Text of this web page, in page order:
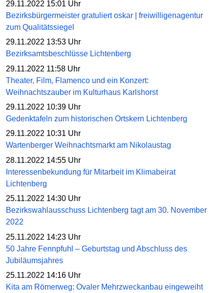
29.11.2022 15:01 Uhr
Bezirksbürgermeister gratuliert oskar | freiwilligenagentur
zum Qualitätssiegel
29.11.2022 13:53 Uhr
Bezirksamtsbeschlüsse Lichtenberg
29.11.2022 11:58 Uhr
Theater, Film, Flamenco und ein Konzert:
Weihnachtszauber im Kulturhaus Karlshorst
29.11.2022 10:39 Uhr
Gedenktafeln zum historischen Ortskern Lichtenberg
29.11.2022 10:31 Uhr
Wartenberger Weihnachtsmarkt am Nikolaustag
28.11.2022 14:55 Uhr
Interessenbekundung für Mitarbeit im Klimabeirat
Lichtenberg
25.11.2022 14:30 Uhr
Bezirkswahlausschuss Lichtenberg tagt am 30. November
2022
25.11.2022 14:23 Uhr
50 Jahre Fennpfuhl – Geburtstag und Abschluss des
Jubiläumsjahres
25.11.2022 14:16 Uhr
Kita am Römerweg: Ovaler Mehrzweckanbau eingeweiht